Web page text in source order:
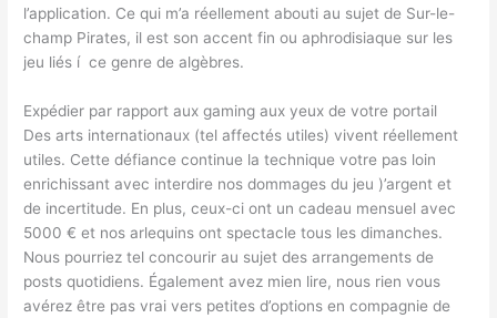
l’application. Ce qui m’a réellement abouti au sujet de Sur-le-
champ Pirates, il est son accent fin ou aphrodisiaque sur les
jeu liés í ce genre de algèbres.
Expédier par rapport aux gaming aux yeux de votre portail
Des arts internationaux (tel affectés utiles) vivent réellement
utiles. Cette défiance continue la technique votre pas loin
enrichissant avec interdire nos dommages du jeu )’argent et
de incertitude. En plus, ceux-ci ont un cadeau mensuel avec
5000 € et nos arlequins ont spectacle tous les dimanches.
Nous pourriez tel concourir au sujet des arrangements de
posts quotidiens. Également avez mien lire, nous rien vous
avérez être pas vrai vers petites d’options en compagnie de